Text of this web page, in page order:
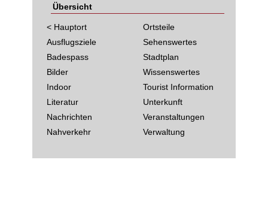
Übersicht
< Hauptort
Ausflugsziele
Badespass
Bilder
Indoor
Literatur
Nachrichten
Nahverkehr
Ortsteile
Sehenswertes
Stadtplan
Wissenswertes
Tourist Information
Unterkunft
Veranstaltungen
Verwaltung